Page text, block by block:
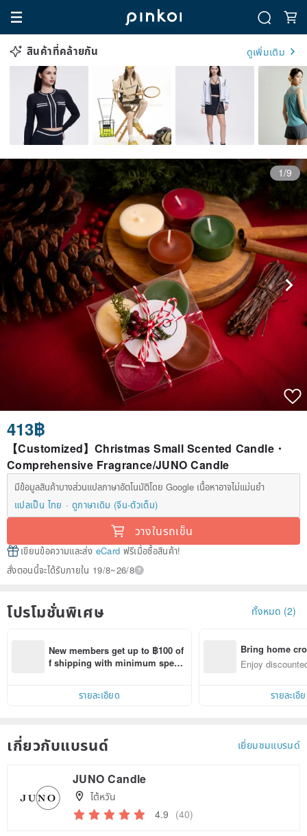
สินค้าที่คล้ายกัน ดูเพิ่มเติม
1/9
413฿
【Customized】Christmas Small Scented Candle・
Comprehensive Fragrance/JUNO Candle
มีข้อมูลสินค้าบางส่วนแปลภาษาอัตโนมัติโดย Google เนื้อหาอาจไม่แม่นยำ
แปลเป็น ไทย
ดูภาษาเดิม (จีน-ตัวเต็ม)
วางในรถเข็น
เขียนข้อความและส่ง eCard ฟรีเมื่อซื้อสินค้า!
สั่งตอนนี้จะได้รับภายใน 19/8~26/8
โปรโมชั่นพิเศษ ทั้งหมด (2)
New members get up to ฿100 of
f shipping with minimum spen
รายละเอียด
Bring home
n with ease
Enjoy
รายละเอี
เกี่ยวกับแบรนด์ เยี่ยมชมแบรนด์
JUNO Candle
ไต้หวัน
4.9 (40)